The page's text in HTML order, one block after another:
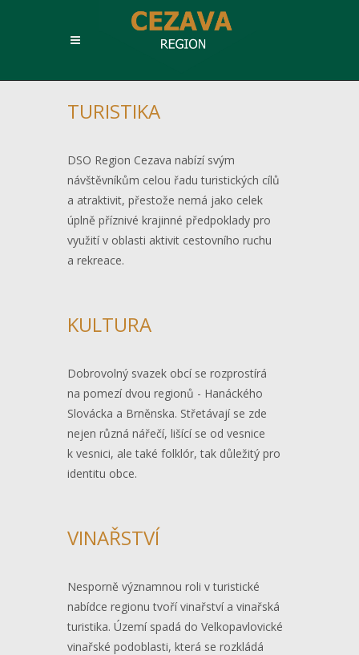
TURISTIKA
DSO Region Cezava nabízí svým
návštěvníkům celou řadu turistických cílů
a atraktivit, přestože nemá jako celek
úplně příznivé krajinné předpoklady pro
využití v oblasti aktivit cestovního ruchu
a rekreace.
KULTURA
Dobrovolný svazek obcí se rozprostírá
na pomezí dvou regionů - Hanáckého
Slovácka a Brněnska. Střetávají se zde
nejen různá nářečí, lišící se od vesnice
k vesnici, ale také folklór, tak důležitý pro
identitu obce.
VINAŘSTVÍ
Nesporně významnou roli v turistické
nabídce regionu tvoří vinařství a vinařská
turistika. Území spadá do Velkopavlovické
vinařské podoblasti, která se rozkládá